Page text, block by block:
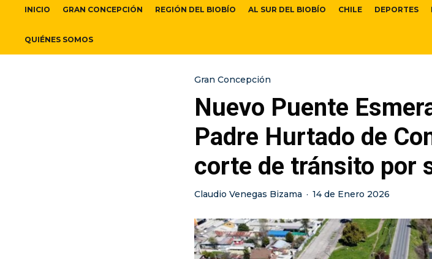
INICIO GRAN CONCEPCIÓN REGIÓN DEL BIOBÍO AL SUR DEL BIOBÍO CHILE DEPORTES
QUIÉNES SOMOS
Gran Concepción
Nuevo Puente
Padre Hurtado de
corte de tránsito por
Claudio Venegas Bizama · 14 de Enero 2026